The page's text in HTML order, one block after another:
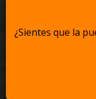
¿Sientes que la